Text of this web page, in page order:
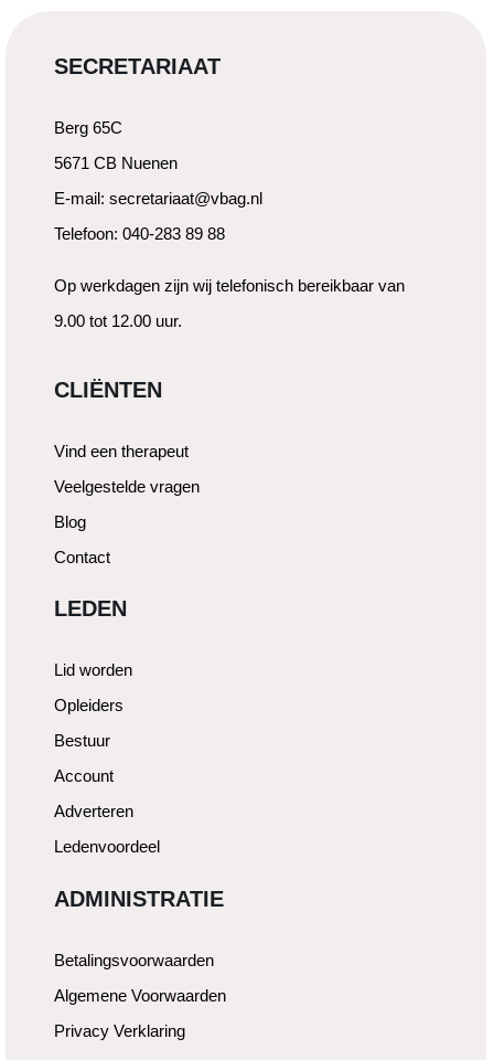
SECRETARIAAT
Berg 65C
5671 CB Nuenen
E-mail: secretariaat@vbag.nl
Telefoon: 040-283 89 88
Op werkdagen zijn wij telefonisch bereikbaar van
9.00 tot 12.00 uur.
CLIËNTEN
Vind een therapeut
Veelgestelde vragen
Blog
Contact
LEDEN
Lid worden
Opleiders
Bestuur
Account
Adverteren
Ledenvoordeel
ADMINISTRATIE
Betalingsvoorwaarden
Algemene Voorwaarden
Privacy Verklaring